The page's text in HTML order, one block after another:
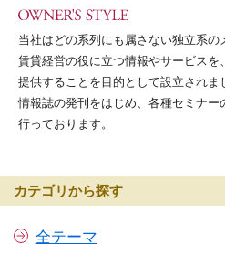
当社はどの系列にも属さない独立系の
賃貸経営の役に立つ情報やサービスを
提供することを目的として設立されま
情報誌の発刊をはじめ、各種セミナー
行っております。
カテゴリから探す
全テーマ